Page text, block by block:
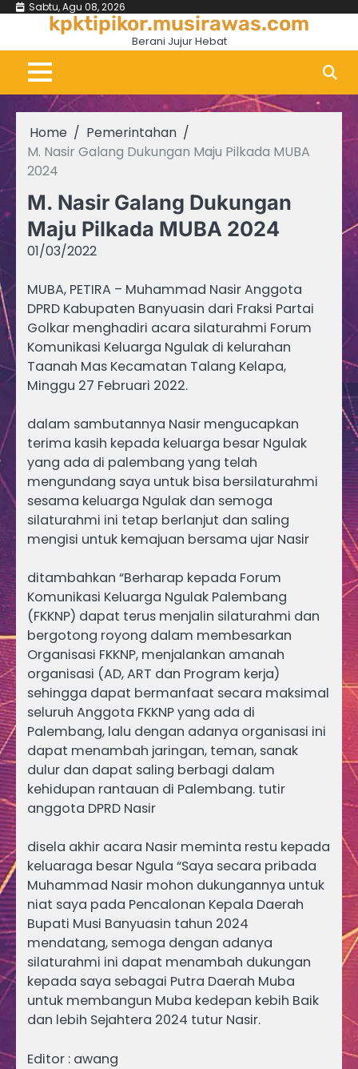
Skip
content
Sabtu, Agu 08, 2026
kpktipikor.musirawas.com
Berani Jujur Hebat
Home
Pemerintahan
M. Nasir Galang Dukungan Maju Pilkada MUBA
2024
M. Nasir Galang Dukungan
Maju Pilkada MUBA 2024
01/03/2022
MUBA, PETIRA – Muhammad Nasir Anggota
DPRD Kabupaten Banyuasin dari Fraksi Partai
Golkar menghadiri acara silaturahmi Forum
Komunikasi Keluarga Ngulak di kelurahan
Taanah Mas Kecamatan Talang Kelapa,
Minggu 27 Februari 2022.
dalam sambutannya Nasir mengucapkan
terima kasih kepada keluarga besar Ngulak
yang ada di palembang yang telah
mengundang saya untuk bisa bersilaturahmi
sesama keluarga Ngulak dan semoga
silaturahmi ini tetap berlanjut dan saling
mengisi untuk kemajuan bersama ujar Nasir
ditambahkan “Berharap kepada Forum
Komunikasi Keluarga Ngulak Palembang
(FKKNP) dapat terus menjalin silaturahmi dan
bergotong royong dalam membesarkan
Organisasi FKKNP, menjalankan amanah
organisasi (AD, ART dan Program kerja)
sehingga dapat bermanfaat secara maksimal
seluruh Anggota FKKNP yang ada di
Palembang, lalu dengan adanya organisasi ini
dapat menambah jaringan, teman, sanak
dulur dan dapat saling berbagi dalam
kehidupan rantauan di Palembang. tutir
anggota DPRD Nasir
disela akhir acara Nasir meminta restu kepada
keluaraga besar Ngula “Saya secara pribada
Muhammad Nasir mohon dukungannya untuk
niat saya pada Pencalonan Kepala Daerah
Bupati Musi Banyuasin tahun 2024
mendatang, semoga dengan adanya
silaturahmi ini dapat menambah dukungan
kepada saya sebagai Putra Daerah Muba
untuk membangun Muba kedepan kebih Baik
dan lebih Sejahtera 2024 tutur Nasir.
Editor : awang